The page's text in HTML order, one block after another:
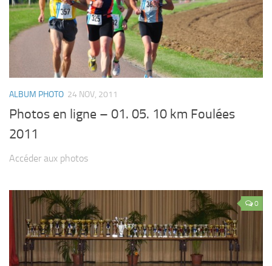
ALBUM PHOTO 24 NOV, 2011
Photos en ligne – 01. 05. 10 km Foulées
2011
Accéder aux photos
0